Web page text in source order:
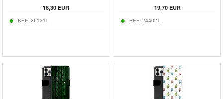
18,30EUR
REF: 261311
19,70EUR
REF: 244021